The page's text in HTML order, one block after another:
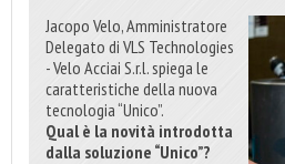
Jacopo Velo, Amministratore
Delegato di VLS Technologies
- Velo Acciai S.r.l. spiega le
caratteristiche della nuova
tecnologia “Unico”.
Qual è la novità introdotta
dalla soluzione “Unico”?